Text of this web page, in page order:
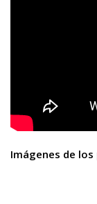
Imágenes de